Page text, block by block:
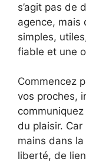
s’agit pas de
agence, mais
simples,
fiable et une
Commencez
vos proches,
du plaisir. Car
mains dans
liberté, de